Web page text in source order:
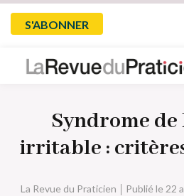
Skip
navigation
Menu
du
S'ABONNER
Syndrome
irritable :
La Revue du Praticien Publié le 22